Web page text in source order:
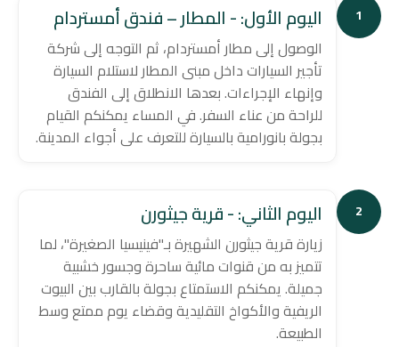
1 اليوم الأول: - المطار – فندق أمستردام
الوصول إلى مطار أمستردام، ثم التوجه إلى شركة
تأجير السيارات داخل مبنى المطار لاستلام السيارة
وإنهاء الإجراءات. بعدها الانطلاق إلى الفندق
للراحة من عناء السفر. في المساء يمكنكم القيام
بجولة بانورامية بالسيارة للتعرف على أجواء المدينة.
2 اليوم الثاني: - قرية جيثورن
زيارة قرية جيثورن الشهيرة بـ"فينيسيا الصغيرة"، لما
تتميز به من قنوات مائية ساحرة وجسور خشبية
جميلة. يمكنكم الاستمتاع بجولة بالقارب بين البيوت
الريفية والأكواخ التقليدية وقضاء يوم ممتع وسط
الطبيعة.